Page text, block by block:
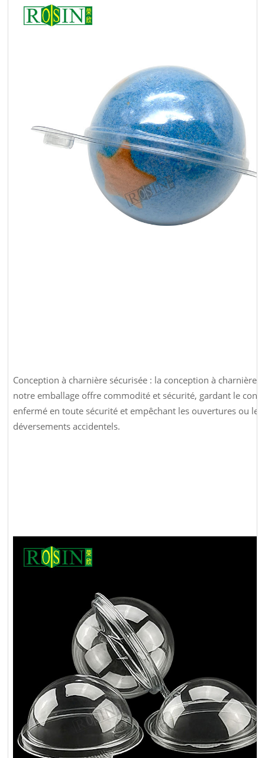
Conception à charnière sécurisée : la conception à charnière
notre emballage offre commodité et sécurité, gardant le
enfermé en toute sécurité et empêchant les ouvertures ou les
déversements accidentels.